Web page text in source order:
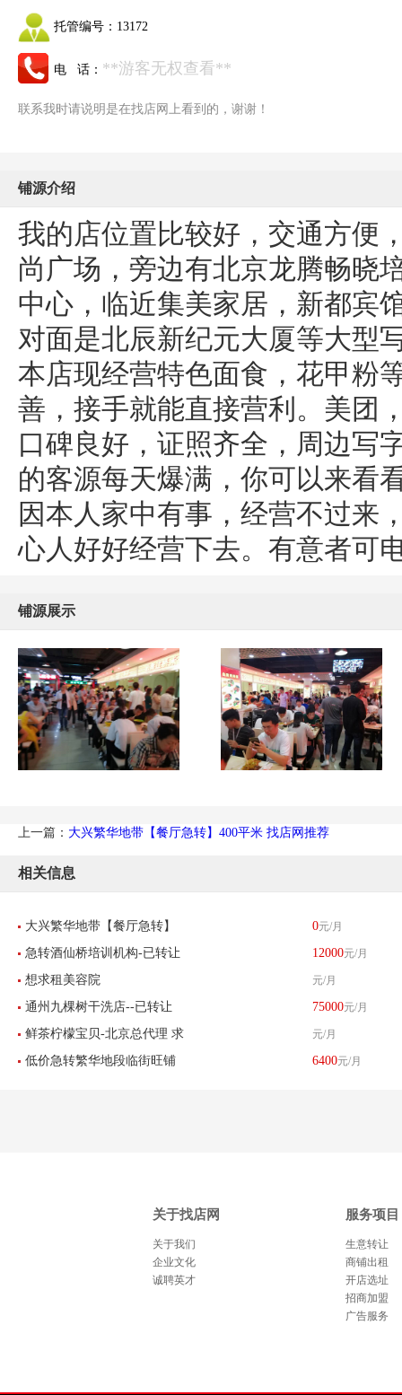
托管编号： 13172
电 话： **游客无权查看**
联系我时请说明是在找店网上看到的，谢谢！
铺源介绍
我的店位置比较好，交通方便
尚广场，旁边有北京龙腾畅晓
中心，临近集美家居，新都宾
对面是北辰新纪元大厦等大型
本店现经营特色面食，花甲粉
善，接手就能直接营利。美团
口碑良好，证照齐全，周边写
的客源每天爆满，你可以来看
因本人家中有事，经营不过来
心人好好经营下去。有意者可
铺源展示
上一篇： 大兴繁华地带【餐厅急转】400平米 找店网推荐
相关信息
大兴繁华地带【餐厅急转】
400平米 找店网推荐
0元/月
急转酒仙桥培训机构-已转让 12000元/月
想求租美容院 元/月
通州九棵树干洗店--已转让 75000元/月
鲜茶柠檬宝贝-北京总代理 求
租北京区域8-30平米店铺
元/月
低价急转繁华地段临街旺铺 6400元/月
关于找店网
关于我们
企业文化
诚聘英才
服务项目
生意转让
商铺出租
开店选址
招商加盟
广告服务